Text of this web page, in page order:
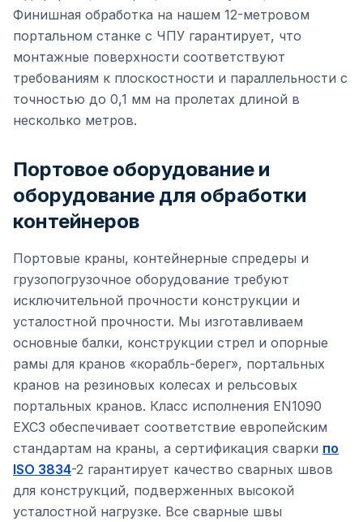
Финишная обработка на нашем 12-метровом
портальном станке с ЧПУ гарантирует, что
монтажные поверхности соответствуют
требованиям к плоскостности и параллельности с
точностью до 0,1 мм на пролетах длиной в
несколько метров.
Портовое оборудование и
оборудование для обработки
контейнеров
Портовые краны, контейнерные спредеры и
грузопогрузочное оборудование требуют
исключительной прочности конструкции и
усталостной прочности. Мы изготавливаем
основные балки, конструкции стрел и опорные
рамы для кранов «корабль-берег», портальных
кранов на резиновых колесах и рельсовых
портальных кранов. Класс исполнения EN1090
EXC3 обеспечивает соответствие европейским
стандартам на краны, а сертификация сварки по
ISO 3834-2 гарантирует качество сварных швов
для конструкций, подверженных высокой
усталостной нагрузке. Все сварные швы